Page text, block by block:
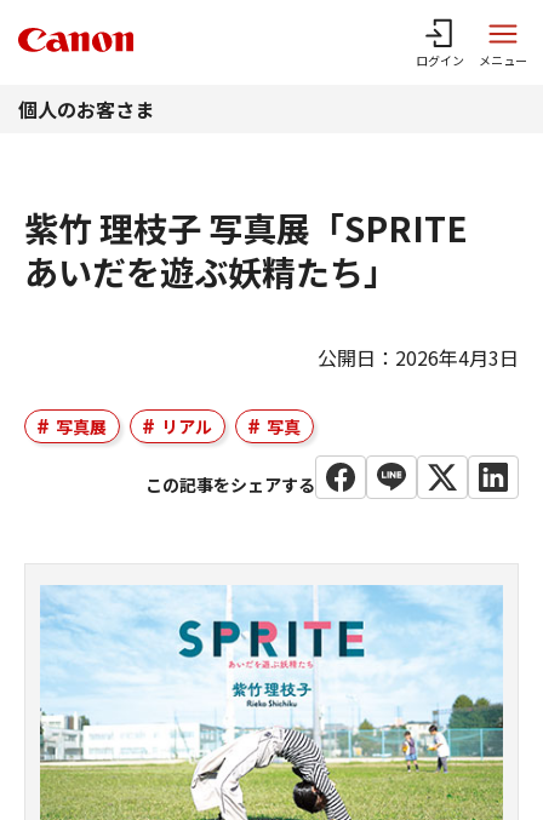
ログイン メニュー
個人のお客さま
紫竹 理枝子 写真展「SPRITE
あいだを遊ぶ妖精たち」
公開日：2026年4月3日
写真展 リアル 写真